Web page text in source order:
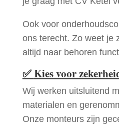
Ook voor
ons terecht. Zo weet je
altijd naar behoren
✅Kies voor
Wij werken uitsluitend
materialen en
Onze monteurs zijn